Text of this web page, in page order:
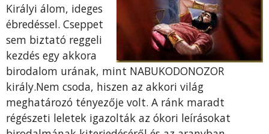
Királyi álom, ideges
ébredéssel. Cseppet
sem biztató reggeli
kezdés egy akkora
birodalom urának, mint NABUKODONOZOR
király.Nem csoda, hiszen az akkori világ
meghatározó tényezője volt. A ránk maradt
régészeti leletek igazolták az ókori leírásokat